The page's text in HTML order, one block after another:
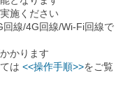
施ください
線/4G回線/Wi-Fi回線で
かります
は <<操作手順>>をご覧